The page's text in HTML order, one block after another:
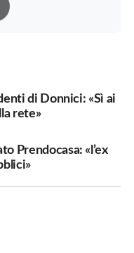
di Donnici: «Sì ai
rete»
Prendocasa: «l’ex